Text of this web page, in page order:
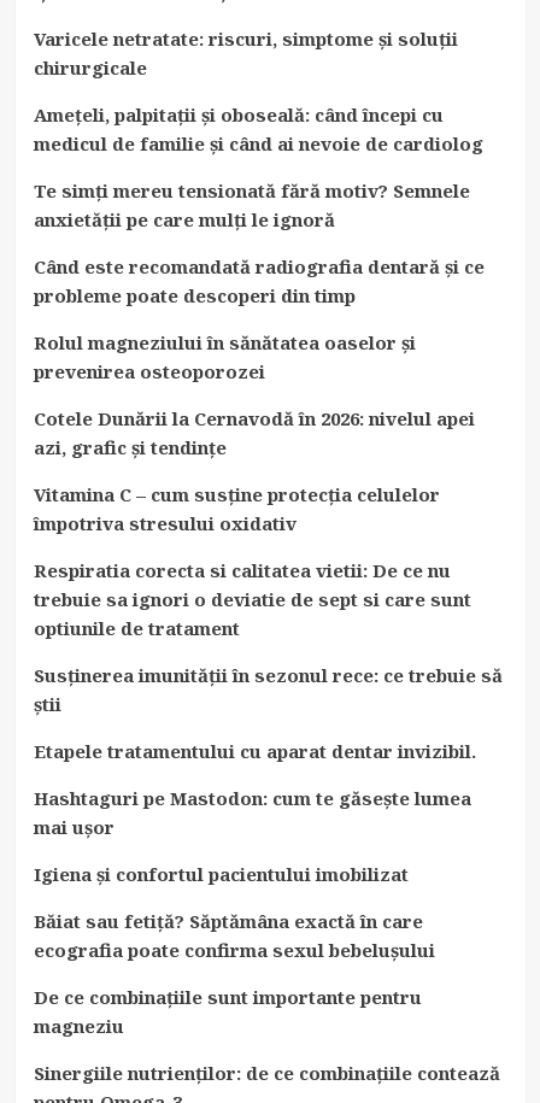
Varicele netratate: riscuri, simptome și soluții
chirurgicale
Amețeli, palpitații și oboseală: când începi cu
medicul de familie și când ai nevoie de cardiolog
Te simți mereu tensionată fără motiv? Semnele
anxietății pe care mulți le ignoră
Când este recomandată radiografia dentară și ce
probleme poate descoperi din timp
Rolul magneziului în sănătatea oaselor și
prevenirea osteoporozei
Cotele Dunării la Cernavodă în 2026: nivelul apei
azi, grafic și tendințe
Vitamina C – cum susține protecția celulelor
împotriva stresului oxidativ
Respiratia corecta si calitatea vietii: De ce nu
trebuie sa ignori o deviatie de sept si care sunt
optiunile de tratament
Susținerea imunității în sezonul rece: ce trebuie să
știi
Etapele tratamentului cu aparat dentar invizibil.
Hashtaguri pe Mastodon: cum te găsește lumea
mai ușor
Igiena și confortul pacientului imobilizat
Băiat sau fetiță? Săptămâna exactă în care
ecografia poate confirma sexul bebelușului
De ce combinațiile sunt importante pentru
magneziu
Sinergiile nutrienților: de ce combinațiile contează